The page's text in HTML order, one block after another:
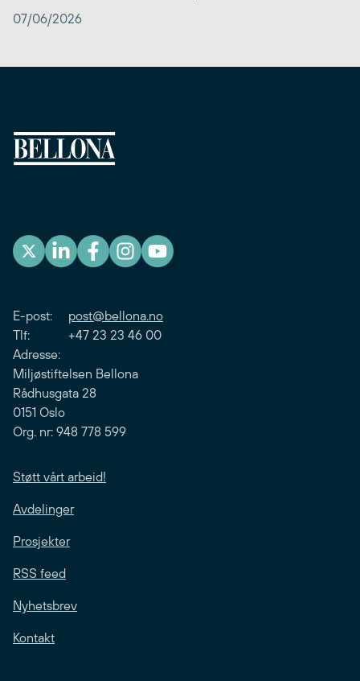
07/06/2026
E-post: post@bellona.no
Tlf: +47 23 23 46 00
Adresse:
Miljøstiftelsen Bellona
Rådhusgata 28
0151 Oslo
Org. nr: 948 778 599
Støtt vårt arbeid!
Avdelinger
Prosjekter
RSS feed
Nyhetsbrev
Kontakt